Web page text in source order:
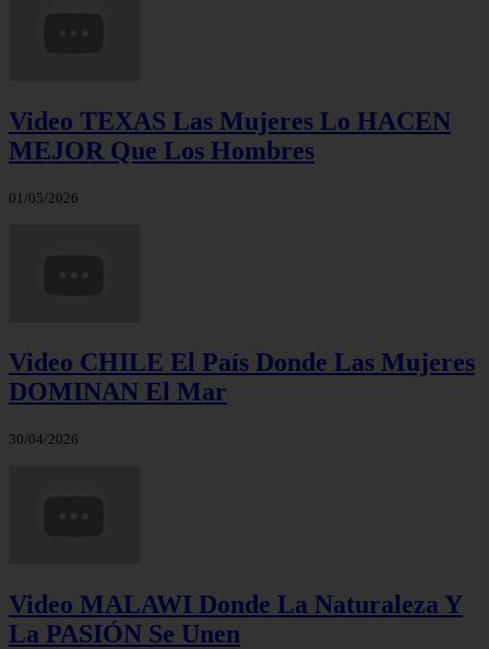
Video TEXAS Las Mujeres Lo HACEN
MEJOR Que Los Hombres
01/05/2026
Video CHILE El País Donde Las Mujeres
DOMINAN El Mar
30/04/2026
Video MALAWI Donde La Naturaleza Y
La PASIÓN Se Unen